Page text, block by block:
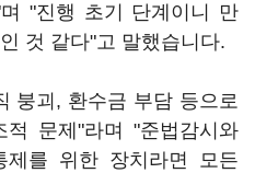
"진행 초기 단계이니 만
것 같다"고 말했습니다.
붕괴, 환수금 부담 등으로
문제"라며 "준법감시와
제를 위한 장치라면 모든